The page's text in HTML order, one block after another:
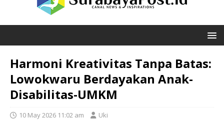
Harmoni Kreativitas Tanpa Batas:
Lowokwaru Berdayakan Anak-
Disabilitas-UMKM
10 May 2026 11:02 am Uki